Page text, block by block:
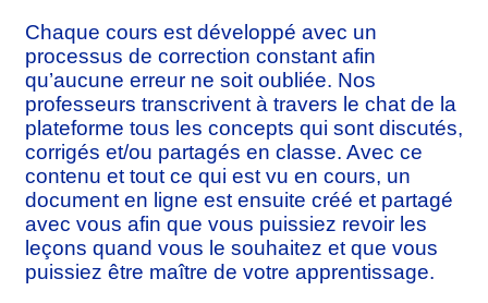
Chaque cours est développé avec un
processus de correction constant afin
qu’aucune erreur ne soit oubliée. Nos
professeurs transcrivent à travers le chat de la
plateforme tous les concepts qui sont discutés,
corrigés et/ou partagés en classe. Avec ce
contenu et tout ce qui est vu en cours, un
document en ligne est ensuite créé et partagé
avec vous afin que vous puissiez revoir les
leçons quand vous le souhaitez et que vous
puissiez être maître de votre apprentissage.